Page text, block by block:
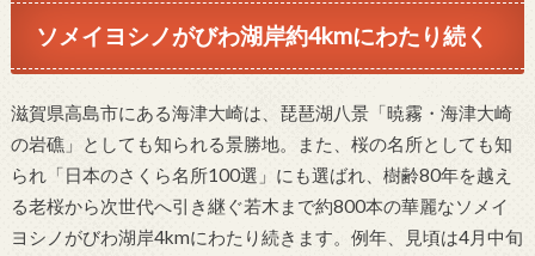
ソメイヨシノがびわ湖岸約4kmにわたり続く
滋賀県高島市にある海津大崎は、琵琶湖八景「暁霧・海津大崎
の岩礁」としても知られる景勝地。また、桜の名所としても知
られ「日本のさくら名所100選」にも選ばれ、樹齢80年を越え
る老桜から次世代へ引き継ぐ若木まで約800本の華麗なソメイ
ヨシノがびわ湖岸4kmにわたり続きます。例年、見頃は4月中旬